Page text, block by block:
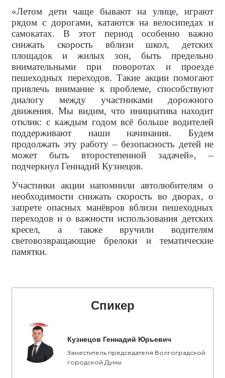
«Летом дети чаще бывают на улице, играют
рядом с дорогами, катаются на велосипедах и
самокатах. В этот период особенно важно
снижать скорость вблизи школ, детских
площадок и жилых зон, быть предельно
внимательными при поворотах и проезде
пешеходных переходов. Такие акции помогают
привлечь внимание к проблеме, способствуют
диалогу между участниками дорожного
движения. Мы видим, что инициатива находит
отклик: с каждым годом всё больше водителей
поддерживают наши начинания. Будем
продолжать эту работу – безопасность детей не
может быть второстепенной задачей», –
подчеркнул Геннадий Кузнецов.
Участники акции напомнили автолюбителям о
необходимости снижать скорость во дворах, о
запрете опасных манёвров вблизи пешеходных
переходов и о важности использования детских
кресел, а также вручили водителям
световозвращающие брелоки и тематические
памятки.
Спикер
Кузнецов Геннадий Юрьевич
Заместитель председателя Волгоградской
городской Думы